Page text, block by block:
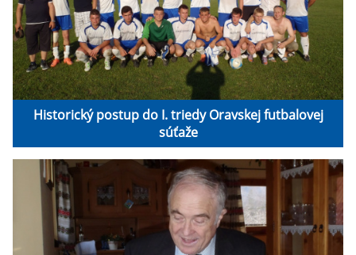
Historický postup do I. triedy Oravskej futbalovej
súťaže